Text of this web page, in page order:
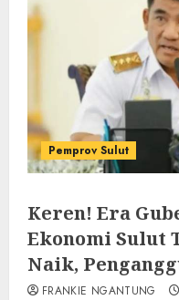
Pemprov Sulut
Keren! Era
Ekonomi Sulut
Naik,
FRANKIE NGANTUNG